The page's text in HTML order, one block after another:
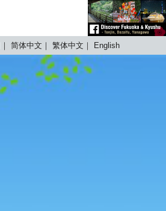
简体中文 繁体中文 English